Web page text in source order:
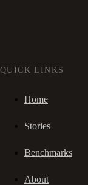
QUICK LINKS
Home
Stories
Benchmarks
About